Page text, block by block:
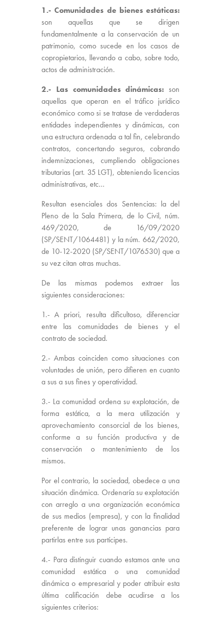
1.- Comunidades de bienes estáticas:
son aquellas que se dirigen
fundamentalmente a la conservación de un
patrimonio, como sucede en los casos de
copropietarios, llevando a cabo, sobre todo,
actos de administración.
2.- Las comunidades dinámicas: son
aquellas que operan en el tráfico jurídico
económico como si se tratase de verdaderas
entidades independientes y dinámicas, con
una estructura ordenada a tal fin, celebrando
contratos, concertando seguros, cobrando
indemnizaciones, cumpliendo obligaciones
tributarias (art. 35 LGT), obteniendo licencias
administrativas, etc…
Resultan esenciales dos Sentencias: la del
Pleno de la Sala Primera, de lo Civil, núm.
469/2020, de 16/09/2020
(SP/SENT/1064481) y la núm. 662/2020,
de 10-12-2020 (SP/SENT/1076530) que a
su vez citan otras muchas.
De las mismas podemos extraer las
siguientes consideraciones:
1.- A priori, resulta dificultoso, diferenciar
entre las comunidades de bienes y el
contrato de sociedad.
2.- Ambas coinciden como situaciones con
voluntades de unión, pero difieren en cuanto
a sus a sus fines y operatividad.
3.- La comunidad ordena su explotación, de
forma estática, a la mera utilización y
aprovechamiento consorcial de los bienes,
conforme a su función productiva y de
conservación o mantenimiento de los
mismos.
Por el contrario, la sociedad, obedece a una
situación dinámica. Ordenaría su explotación
con arreglo a una organización económica
de sus medios (empresa), y con la finalidad
preferente de lograr unas ganancias para
partirlas entre sus partícipes.
4.- Para distinguir cuando estamos ante una
comunidad estática o una comunidad
dinámica o empresarial y poder atribuir esta
última calificación debe acudirse a los
siguientes criterios: